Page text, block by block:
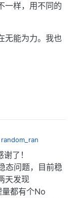
一样，用不同的
无能为力。我也
random_ran
了！
态问题，目前稳
天发现
都有个No